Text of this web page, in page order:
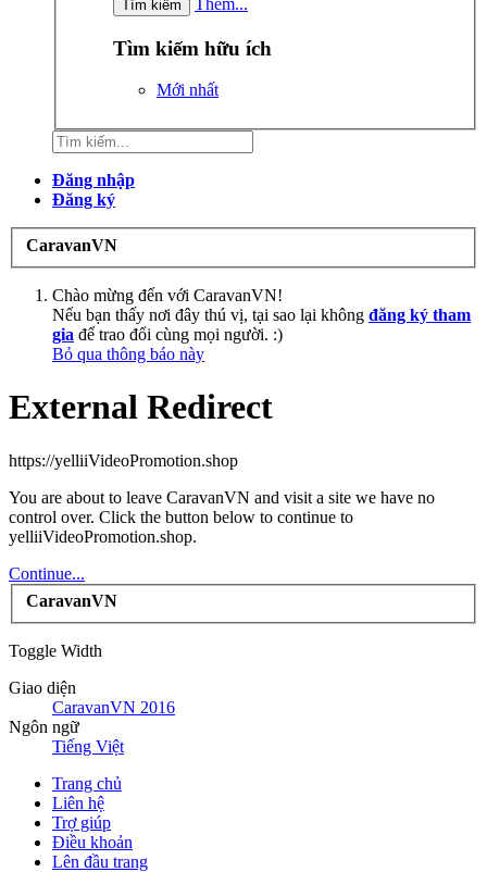
Thêm...
Tìm kiếm hữu ích
Mới nhất
Đăng nhập
Đăng ký
CaravanVN
Chào mừng đến với CaravanVN!
Nếu bạn thấy nơi đây thú vị, tại sao lại không đăng ký tham
gia để trao đổi cùng mọi người. :)
Bỏ qua thông báo này
External Redirect
https://yelliiVideoPromotion.shop
You are about to leave CaravanVN and visit a site we have no
control over. Click the button below to continue to
yelliiVideoPromotion.shop.
Continue...
CaravanVN
Toggle Width
Giao diện
CaravanVN 2016
Ngôn ngữ
Tiếng Việt
Trang chủ
Liên hệ
Trợ giúp
Điều khoản
Lên đầu trang